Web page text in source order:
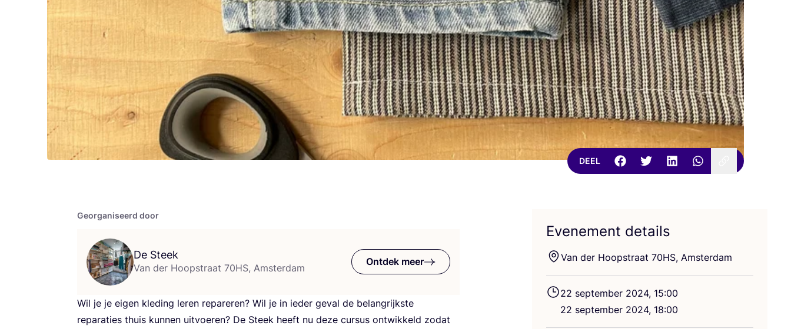
DEEL
Georganiseerd door
De Steek
Van der Hoopstraat 70HS, Amsterdam
Ontdek meer
Wil je je eigen kle­ding leren repa­re­ren? Wil je in ieder geval de belang­rijk­ste
repa­ra­ties thuis kun­nen uit­voe­ren? De Steek heeft nu deze cur­sus ont­wik­keld zodat
Evenement details
Van der Hoop­straat 70HS, Amsterdam
22 sep­tem­ber 2024, 15:00
22 sep­tem­ber 2024, 18:00